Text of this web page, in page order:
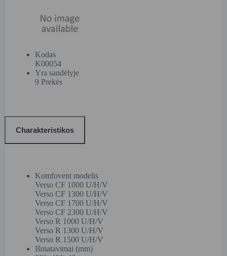
Kodas
K00054
Yra sandėlyje
9 Prekės
Charakteristikos
Komfovent modelis
Verso CF 1000 U/H/V
Verso CF 1300 U/H/V
Verso CF 1700 U/H/V
Verso CF 2300 U/H/V
Verso R 1000 U/H/V
Verso R 1300 U/H/V
Verso R 1500 U/H/V
Išmatavimai (mm)